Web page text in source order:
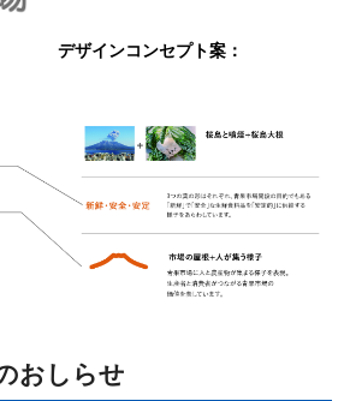
デザインコンセプト案：
おしらせ